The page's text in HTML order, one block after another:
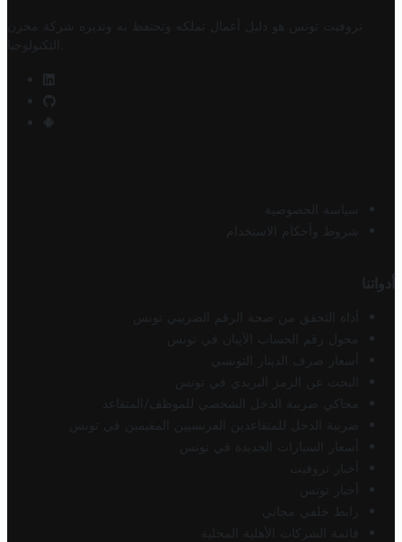
تروفيت تونس هو دليل أعمال تملكه وتحتفظ به وتديره
شركة مخزن
التكنولوجيا
سياسة الخصوصية
شروط وأحكام الاستخدام
أدواتنا
أداة التحقق من صحة الرقم الضريبي تونس
محول رقم الحساب الآيبان في تونس
أسعار صرف الدينار التونسي
البحث عن الرمز البريدي في تونس
محاكي ضريبة الدخل الشخصي للموظف/المتقاعد
ضريبة الدخل للمتقاعدين الفرنسيين المقيمين في تونس
أسعار السيارات الجديدة في تونس
أخبار تروفيت
أخبار تونس
رابط خلفي مجاني
قائمة الشركات الأهلية المحلية